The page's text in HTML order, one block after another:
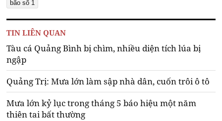
bão số 1
TIN LIÊN QUAN
Tàu cá Quảng Bình bị chìm, nhiều diện tích lúa bị
ngập
Quảng Trị: Mưa lớn làm sập nhà dân, cuốn trôi ô tô
Mưa lớn kỷ lục trong tháng 5 báo hiệu một năm
thiên tai bất thường